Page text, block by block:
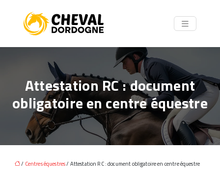
Attestation RC : document
obligatoire en centre équestre
/ Centres équestres/ Attestation RC : document obligatoire en centre équestre